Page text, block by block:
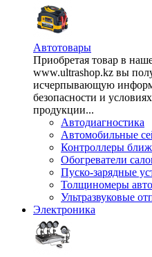
Автотовары
Приобретая товар в
www.ultrashop.kz вы
исчерпывающую
безопасности и
продукции...
Автодиагностика
Автомобильные
Контроллеры
Обогреватели
Пуско-зарядные
Толщиномеры
Ультразвуковые
Электроника